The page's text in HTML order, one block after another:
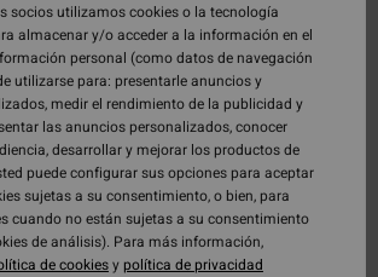
socios utilizamos cookies o la tecnología
almacenar y/o acceder a la información en el
personal (como datos de navegación
utilizarse para: presentarle anuncios y
medir el rendimiento de la publicidad y
las anuncios personalizados, conocer
desarrollar y mejorar los productos de
puede configurar sus opciones para aceptar
sujetas a su consentimiento, o bien, para
cuando no están sujetas a su consentimiento
de análisis). Para más información,
de cookiesypolítica de privacidad